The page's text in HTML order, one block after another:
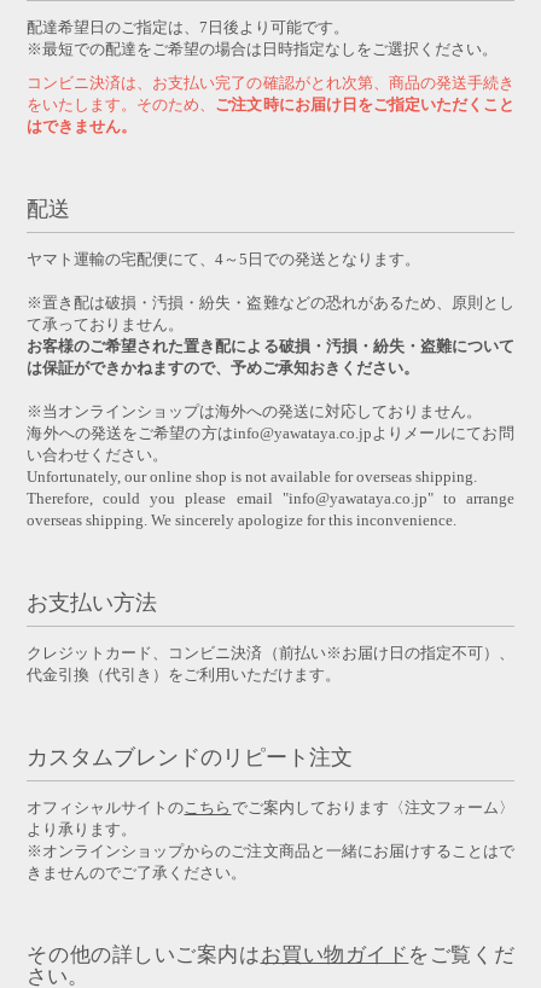
配達希望日のご指定は、7日後より可能です。
※最短での配達をご希望の場合は日時指定なしをご選択ください。
コンビニ決済は、お支払い完了の確認がとれ次第、商品の発送手続き
をいたします。そのため、 ご注文時にお届け日をご指定いただくこと
はできません。
配送
ヤマト運輸の宅配便にて、4～5日での発送となります。
※置き配は破損・汚損・紛失・盗難などの恐れがあるため、原則とし
て承っておりません。
お客様のご希望された置き配による破損・汚損・紛失・盗難について
は保証ができかねますので、予めご承知おきください。
※当オンラインショップは海外への発送に対応しておりません。
海外への発送をご希望の方はinfo@yawataya.co.jpよりメールにてお問
い合わせください。
Unfortunately, our online shop is not available for overseas shipping.
Therefore, could you please email "info@yawataya.co.jp" to arrange
overseas shipping. We sincerely apologize for this inconvenience.
お支払い方法
クレジットカード、コンビニ決済（前払い※お届け日の指定不可）、
代金引換（代引き）をご利用いただけます。
カスタムブレンドのリピート注文
オフィシャルサイトの こちら でご案内しております〈注文フォーム〉
より承ります。
※オンラインショップからのご注文商品と一緒にお届けすることはで
きませんのでご了承ください。
その他の詳しいご案内はお買い物ガイド をご覧くだ
さい。